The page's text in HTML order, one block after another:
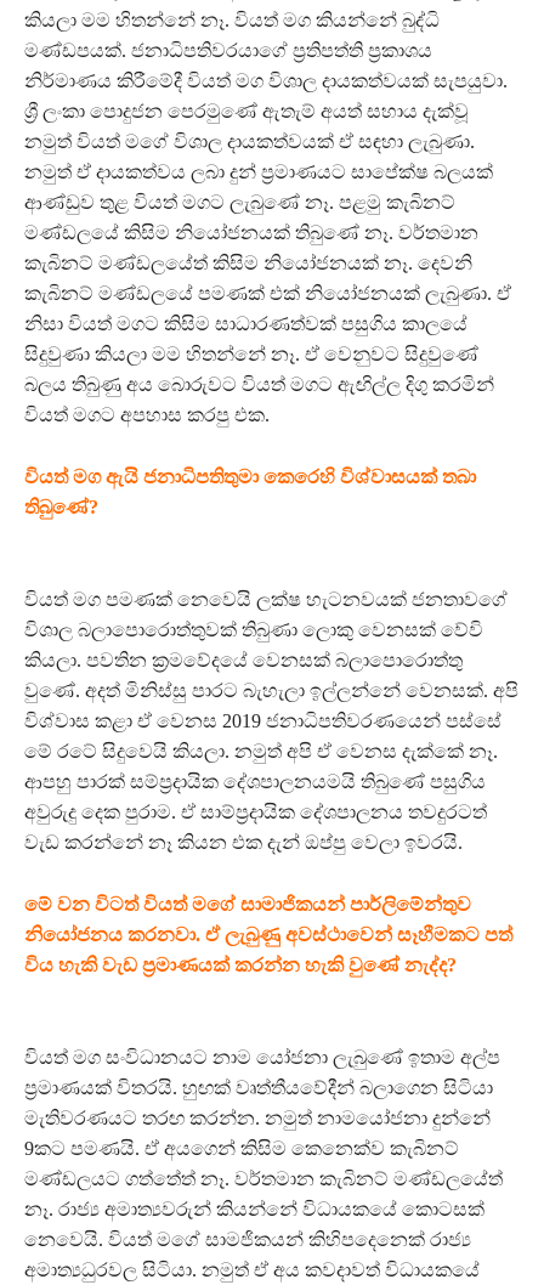
කියලා මම හිතන්නේ නෑ. වියත් මග කියන්නේ බුද්ධි
මණ්ඩපයක්. ජනාධිපතිවරයාගේ ප්‍රතිපත්ති ප්‍රකාශය
නිර්මාණය කිරීමේදී වියත් මග විශාල දායකත්වයක් සැපයුවා.
ශ්‍රී ලංකා පොදුජන පෙරමුණේ ඇතැම් අයත් සහාය දැක්වූ
නමුත් වියත් මගේ විශාල දායකත්වයක් ඒ සඳහා ලැබුණා.
නමුත් ඒ දායකත්වය ලබා දුන් ප්‍රමාණයට සාපේක්ෂ බලයක්
ආණ්ඩුව තුළ වියත් මගට ලැබුණේ නෑ. පළමු කැබිනට්
මණ්ඩලයේ කිසිම නියෝජනයක් තිබුණේ නෑ. වර්තමාන
කැබිනට් මණ්ඩලයේත් කිසිම නියෝජනයක් නෑ. දෙවනි
කැබිනට් මණ්ඩලයේ පමණක් එක් නියෝජනයක් ලැබුණා. ඒ
නිසා වියත් මගට කිසිම සාධාරණත්වක් පසුගිය කාලයේ
සිදුවුණා කියලා මම හිතන්නේ නෑ. ඒ වෙනුවට සිදුවුණේ
බලය තිබුණු අය බොරුවට වියත් මගට ඇඟිල්ල දිගු කරමින්
වියත් මගට අපහාස කරපු එක.
වියත් මග ඇයි ජනාධිපතිතුමා කෙරෙහි විශ්වාසයක් තබා
තිබුණේ?
වියත් මග පමණක් නෙවෙයි ලක්ෂ හැටනවයක් ජනතාවගේ
විශාල බලාපොරොත්තුවක් තිබුණා ලොකු වෙනසක් වේවි
කියලා. පවතින ක්‍රමවේදයේ වෙනසක් බලාපොරොත්තු
වුණේ. අදත් මිනිස්සු පාරට බැහැලා ඉල්ලන්නේ වෙනසක්. අපි
විශ්වාස කළා ඒ වෙනස 2019 ජනාධිපතිවරණයෙන් පස්සේ
මේ රටේ සිදුවෙයි කියලා. නමුත් අපි ඒ වෙනස දැක්කේ නෑ.
ආපහු පාරක් සම්ප්‍රදායික දේශපාලනයමයි තිබුණේ පසුගිය
අවුරුදු දෙක පුරාම. ඒ සාම්ප්‍රදායික දේශපාලනය තවදුරටත්
වැඩ කරන්නේ නෑ කියන එක දැන් ඔප්පු වෙලා ඉවරයි.
මේ වන විටත් වියත් මගේ සාමාජිකයන් පාර්ලිමේන්තුව
නියෝජනය කරනවා. ඒ ලැබුණු අවස්ථාවෙන් සෑහීමකට පත්
විය හැකි වැඩ ප්‍රමාණයක් කරන්න හැකි වුණේ නැද්ද?
වියත් මග සංවිධානයට නාම යෝජනා ලැබුණේ ඉතාම අල්ප
ප්‍රමාණයක් විතරයි. හුඟක් වෘත්තීයවේදීන් බලාගෙන සිටියා
මැතිවරණයට තරඟ කරන්න. නමුත් නාමයෝජනා දුන්නේ
9කට පමණයි. ඒ අයගෙන් කිසිම කෙනෙක්ව කැබිනට්
මණ්ඩලයට ගත්තේත් නෑ. වර්තමාන කැබිනට් මණ්ඩලයේත්
නෑ. රාජ්‍ය අමාත්‍යවරුන් කියන්නේ විධායකයේ කොටසක්
නෙවෙයි. වියත් මගේ සාමජිකයන් කිහිපදෙනෙක් රාජ්‍ය
අමාත්‍යධුරවල සිටියා. නමුත් ඒ අය කවදාවත් විධායකයේ